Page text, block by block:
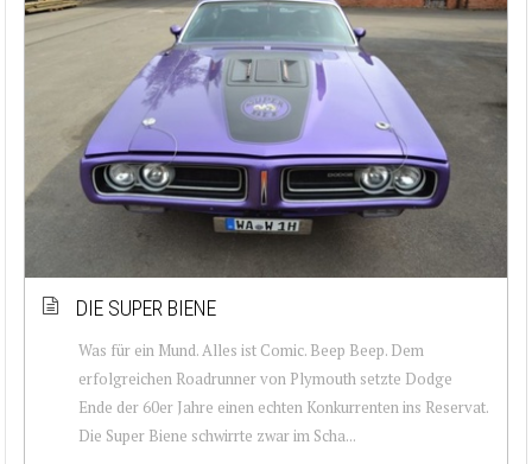
DIE SUPER BIENE
Was für ein Mund. Alles ist Comic. Beep Beep. Dem
erfolgreichen Roadrunner von Plymouth setzte Dodge
Ende der 60er Jahre einen echten Konkurrenten ins Reservat.
Die Super Biene schwirrte zwar im Scha...